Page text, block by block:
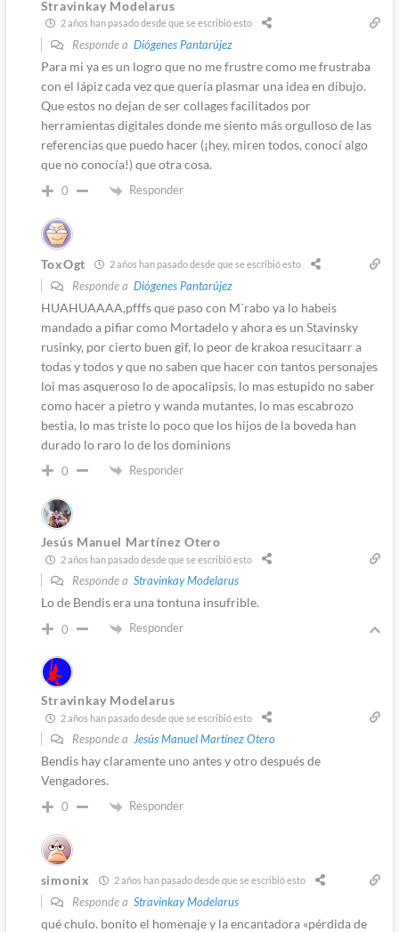
Stravinkay Modelarus
2 años han pasado desde que se escribió esto
Responde a Diógenes Pantarújez
Para mi ya es un logro que no me frustre como me frustraba
con el lápiz cada vez que quería plasmar una idea en dibujo.
Que estos no dejan de ser collages facilitados por
herramientas digitales donde me siento más orgulloso de las
referencias que puedo hacer (¡hey, miren todos, conocí algo
que no conocía!) que otra cosa.
0 Responder
ToxOgt 2 años han pasado desde que se escribió esto
Responde a Diógenes Pantarújez
HUAHUAAAA,pfffs que paso con M`rabo ya lo habeis
mandado a pifiar como Mortadelo y ahora es un Stavinsky
rusinky, por cierto buen gif, lo peor de krakoa resucitaarr a
todas y todos y que no saben que hacer con tantos personajes
loi mas asqueroso lo de apocalipsis, lo mas estupido no saber
como hacer a pietro y wanda mutantes, lo mas escabrozo
bestia, lo mas triste lo poco que los hijos de la boveda han
durado lo raro lo de los dominions
0 Responder
Jesús Manuel Martínez Otero
2 años han pasado desde que se escribió esto
Responde a Stravinkay Modelarus
Lo de Bendis era una tontuna insufrible.
0 Responder
Stravinkay Modelarus
2 años han pasado desde que se escribió esto
Responde a Jesús Manuel Martínez Otero
Bendis hay claramente uno antes y otro después de
Vengadores.
0 Responder
simonix 2 años han pasado desde que se escribió esto
Responde a Stravinkay Modelarus
qué chulo. bonito el homenaje y la encantadora «pérdida de